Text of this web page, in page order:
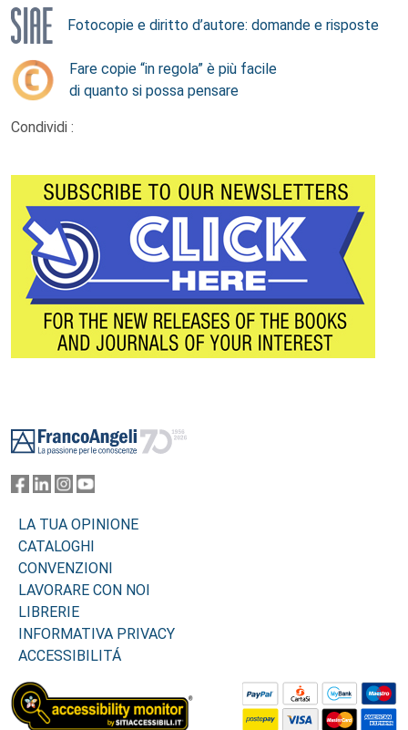
Fotocopie e diritto d’autore: domande e risposte
Fare copie “in regola” è più facile
di quanto si possa pensare
Condividi :
LA TUA OPINIONE
CATALOGHI
CONVENZIONI
LAVORARE CON NOI
LIBRERIE
INFORMATIVA PRIVACY
ACCESSIBILITÁ